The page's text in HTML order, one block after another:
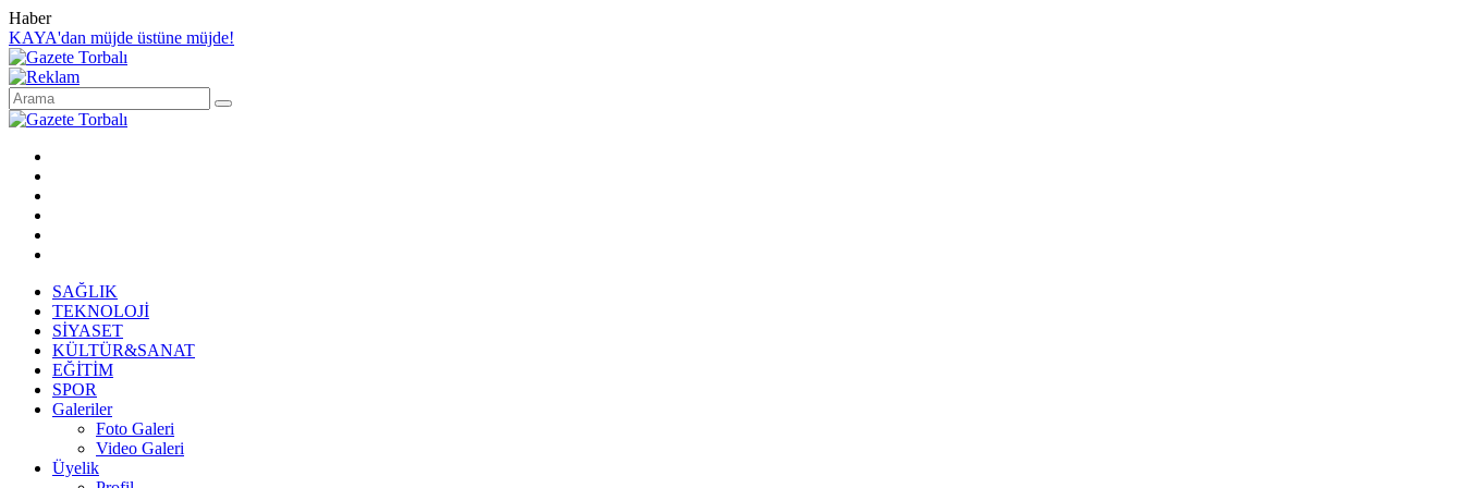
Haber
KAYA'dan müjde üstüne müjde!
SAĞLIK
TEKNOLOJİ
SİYASET
KÜLTÜR&SANAT
EĞİTİM
SPOR
Galeriler
Foto Galeri
Video Galeri
Üyelik